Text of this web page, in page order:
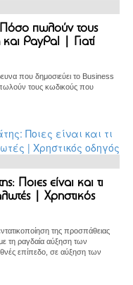
πωλούν τους
PayPal | Γιατί
που δημοσιεύει το Business
πωλούν τους κωδικούς που
Ποιες είναι και τι
| Χρηστικός
της προσπάθειας
τη ραγδαία αύξηση των
επίπεδο, σε αύξηση των